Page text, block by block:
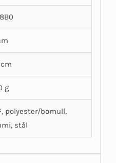
cm
g
polyester/bomull,
stål